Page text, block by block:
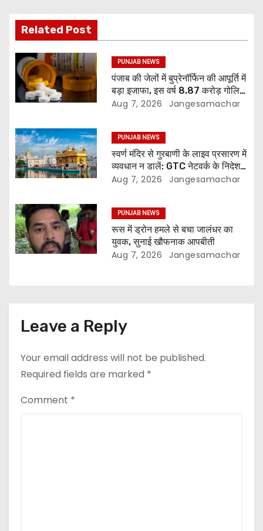
Related Post
PUNJAB NEWS
पंजाब की जेलों में बुप्रेनॉर्फिन की आपूर्ति में
बड़ा इजाफा, इस वर्ष 8.87 करोड़ गोलियां
जारी: रिपोर्ट
Aug 7, 2026 Jangesamachar
PUNJAB NEWS
स्वर्ण मंदिर से गुरबाणी के लाइव प्रसारण में
व्यवधान न डालें: GTC नेटवर्क के निदेशक
की SGPC से अपील
Aug 7, 2026 Jangesamachar
PUNJAB NEWS
रूस में ड्रोन हमले से बचा जालंधर का
युवक, सुनाई खौफनाक आपबीती
Aug 7, 2026 Jangesamachar
Leave a Reply
Your email address will not be published.
Required fields are marked *
Comment *